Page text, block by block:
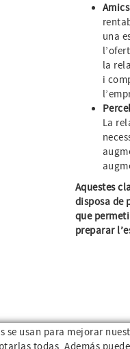
una
la
i
La
Aquestes
disposa de
que
preparar
se usan para mejorar